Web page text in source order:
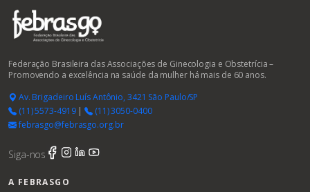
Federação Brasileira das Associações de Ginecologia e Obstetrícia –
Promovendo a excelência na saúde da mulher há mais de 60 anos.
Av. Brigadeiro Luís Antônio, 3421 São Paulo/SP
(11) 5573-4919|
(11) 3050-0400
febrasgo@febrasgo.org.br
Siga-nos
A FEBRASGO